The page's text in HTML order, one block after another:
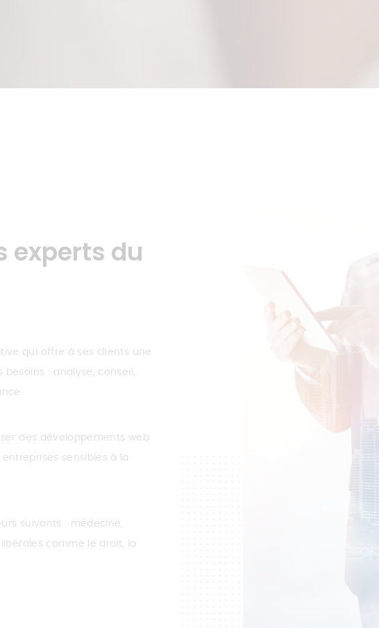
experts du
qui offre à ses clients une
: analyse, conseil,
des développements web
sensibles à la
suivants : médecine,
comme le droit, la